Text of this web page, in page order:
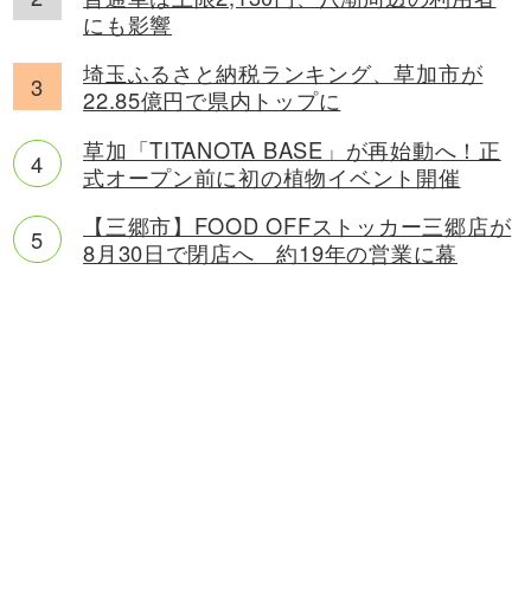
にも影響
埼玉ふるさと納税ランキング、草加市が
22.85億円で県内トップに
草加「TITANOTA BASE」が再始動へ！正
式オープン前に初の植物イベント開催
【三郷市】FOOD OFFストッカー三郷店が
8月30日で閉店へ 約19年の営業に幕